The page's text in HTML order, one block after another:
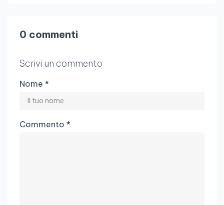
0 commenti
Scrivi un commento
Nome *
Commento *